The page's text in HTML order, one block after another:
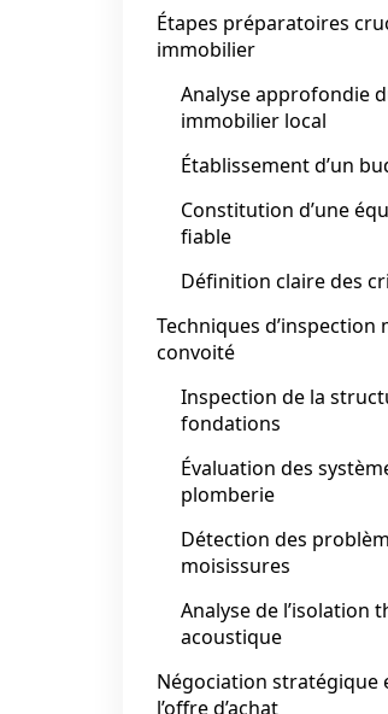
Étapes préparatoires
immobilier
Analyse approfondie
immobilier local
Établissement d’un
Constitution d’une
fiable
Définition claire des
Techniques
convoité
Inspection de la
fondations
Évaluation des
plomberie
Détection des
moisissures
Analyse de l’isolation
acoustique
Négociation stratégique
l’offre d’achat